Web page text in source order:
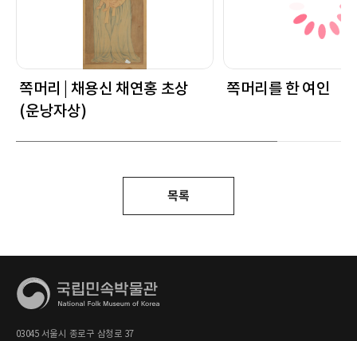
쪽머리 | 채용신 채연홍 초상
(운낭자상)
쪽머리를 한 여인
목록
03045 서울시 종로구 삼청로 37